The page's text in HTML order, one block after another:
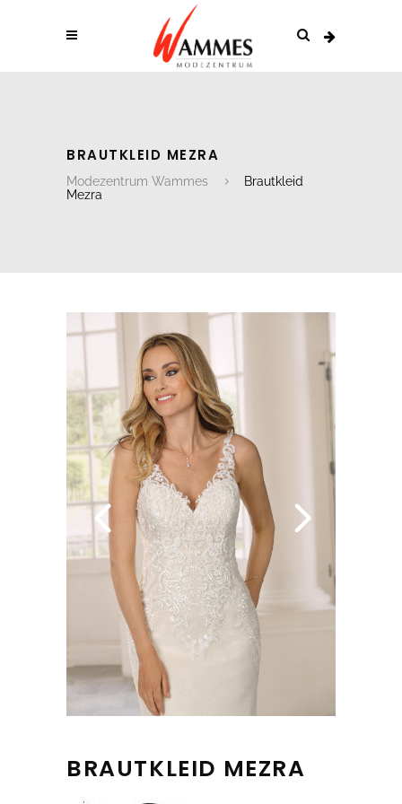
BRAUTKLEID MEZRA
Modezentrum Wammes
Brautkleid
Mezra
BRAUTKLEID MEZRA